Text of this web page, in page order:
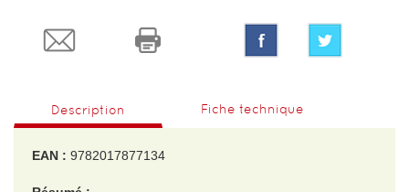
Description Fiche technique
EAN : 9782017877134